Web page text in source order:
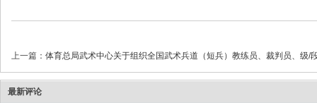
上一篇： 体育总局武术中心关于组织全国武术兵道（短兵）教练员、裁判员、级/
最新评论